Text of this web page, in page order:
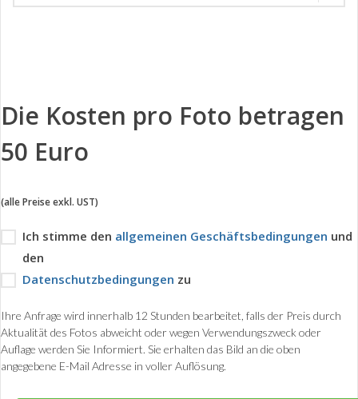
Die Kosten pro Foto betragen
50 Euro
(alle Preise exkl. UST)
Ich stimme den allgemeinen Geschäftsbedingungen und
den
Datenschutzbedingungen zu
Ihre Anfrage wird innerhalb 12 Stunden bearbeitet, falls der Preis durch
Aktualität des Fotos abweicht oder wegen Verwendungszweck oder
Auflage werden Sie Informiert. Sie erhalten das Bild an die oben
angegebene E-Mail Adresse in voller Auflösung.